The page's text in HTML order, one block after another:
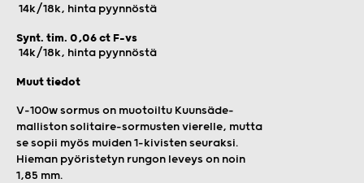
14k/18k, hinta pyynnöstä
Synt. tim. 0,06 ct F-vs
14k/18k, hinta pyynnöstä
Muut tiedot
V-100w sormus on muotoiltu Kuunsäde-
malliston solitaire-sormusten vierelle, mutta
se sopii myös muiden 1-kivisten seuraksi.
Hieman pyöristetyn rungon leveys on noin
1,85 mm.